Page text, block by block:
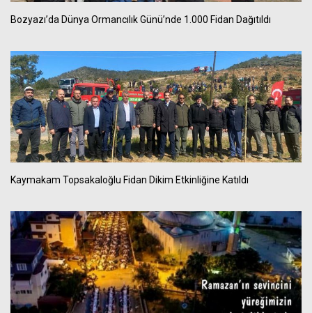
Bozyazı’da Dünya Ormancılık Günü’nde 1.000 Fidan Dağıtıldı
Kaymakam Topsakaloğlu Fidan Dikim Etkinliğine Katıldı